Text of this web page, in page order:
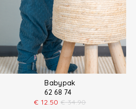
Babypak
62 68 74
€ 12.50 € 34.90